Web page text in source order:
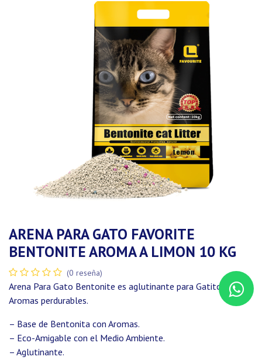
ARENA PARA GATO FAVORITE
BENTONITE AROMA A LIMON 10 KG
(0 reseña)
Arena Para Gato Bentonite es aglutinante para Gatitos, con
Aromas perdurables.
– Base de Bentonita con Aromas.
– Eco-Amigable con el Medio Ambiente.
– Aglutinante.